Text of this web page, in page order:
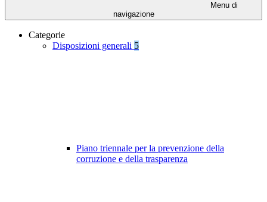
Menu di
navigazione
Categorie
Disposizioni generali 5
Piano triennale per la prevenzione della
corruzione e della trasparenza